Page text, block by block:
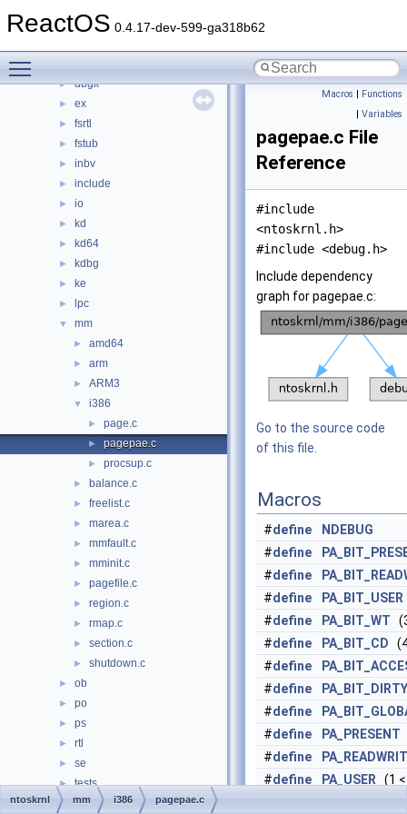
ReactOS 0.4.17-dev-599-ga318b62
► cache
► dbgk
► ex
► fsrtl
► fstub
► inbv
► include
► io
► kd
► kd64
► kdbg
► ke
► lpc
▼ mm
► amd64
► arm
► ARM3
▼ i386
► page.c
► pagepae.c
► procsup.c
► balance.c
► freelist.c
► marea.c
► mmfault.c
► mminit.c
► pagefile.c
► region.c
► rmap.c
► section.c
► shutdown.c
► ob
► po
► ps
► rtl
► se
► tests
► vdm
Macros | Functions
| Variables
pagepae.c File
Reference
#include
<ntoskrnl.h>
#include <debug.h>
Include dependency
graph for pagepae.c:
Go to the source code
of this file.
Macros
#define
NDEBUG
#define
#define
#define PA_BIT_USER
#define PA_BIT_WT
#define PA_BIT_CD
#define
#define
PA_BIT_DIRTY
#define
#define PA_PRESENT
#define
#define PA_USER (1
ntoskrnl mm i386 pagepae.c